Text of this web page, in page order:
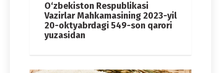
O‘zbekiston Respublikasi
Vazirlar Mahkamasining 2023-yil
20-oktyabrdagi 549-son qarori
yuzasidan